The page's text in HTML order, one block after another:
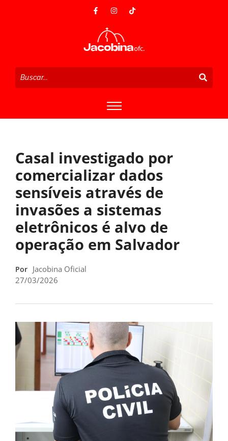
Casal investigado por
comercializar dados
sensíveis através de
invasões a sistemas
eletrônicos é alvo de
operação em Salvador
Por Jacobina Oficial
27/03/2026